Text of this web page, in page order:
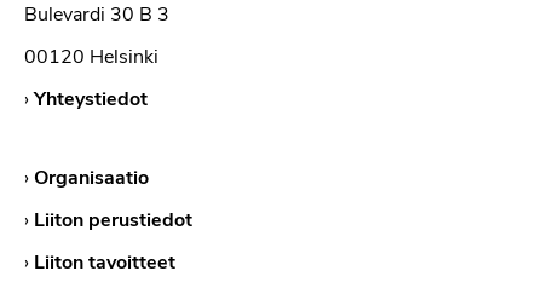
Bulevardi 30 B 3
00120 Helsinki
›Yhteystiedot
›Organisaatio
› Liiton perustiedot
› Liiton tavoitteet